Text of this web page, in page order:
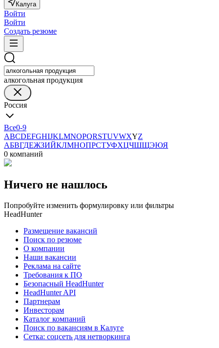
Калуга
Войти
Войти
Создать резюме
алкогольная продукция
Россия
Все0-9
ABCDEFGHIJKLMNOPQRSTUVWXYZ
АБВГДЕЖЗИЙКЛМНОПРСТУФХЦЧШЩЭЮЯ
0 компаний
Ничего не нашлось
Попробуйте изменить формулировку или фильтры
HeadHunter
Размещение вакансий
Поиск по резюме
О компании
Наши вакансии
Реклама на сайте
Требования к ПО
Безопасный HeadHunter
HeadHunter API
Партнерам
Инвесторам
Каталог компаний
Поиск по вакансиям в Калуге
Сетка: соцсеть для нетворкинга